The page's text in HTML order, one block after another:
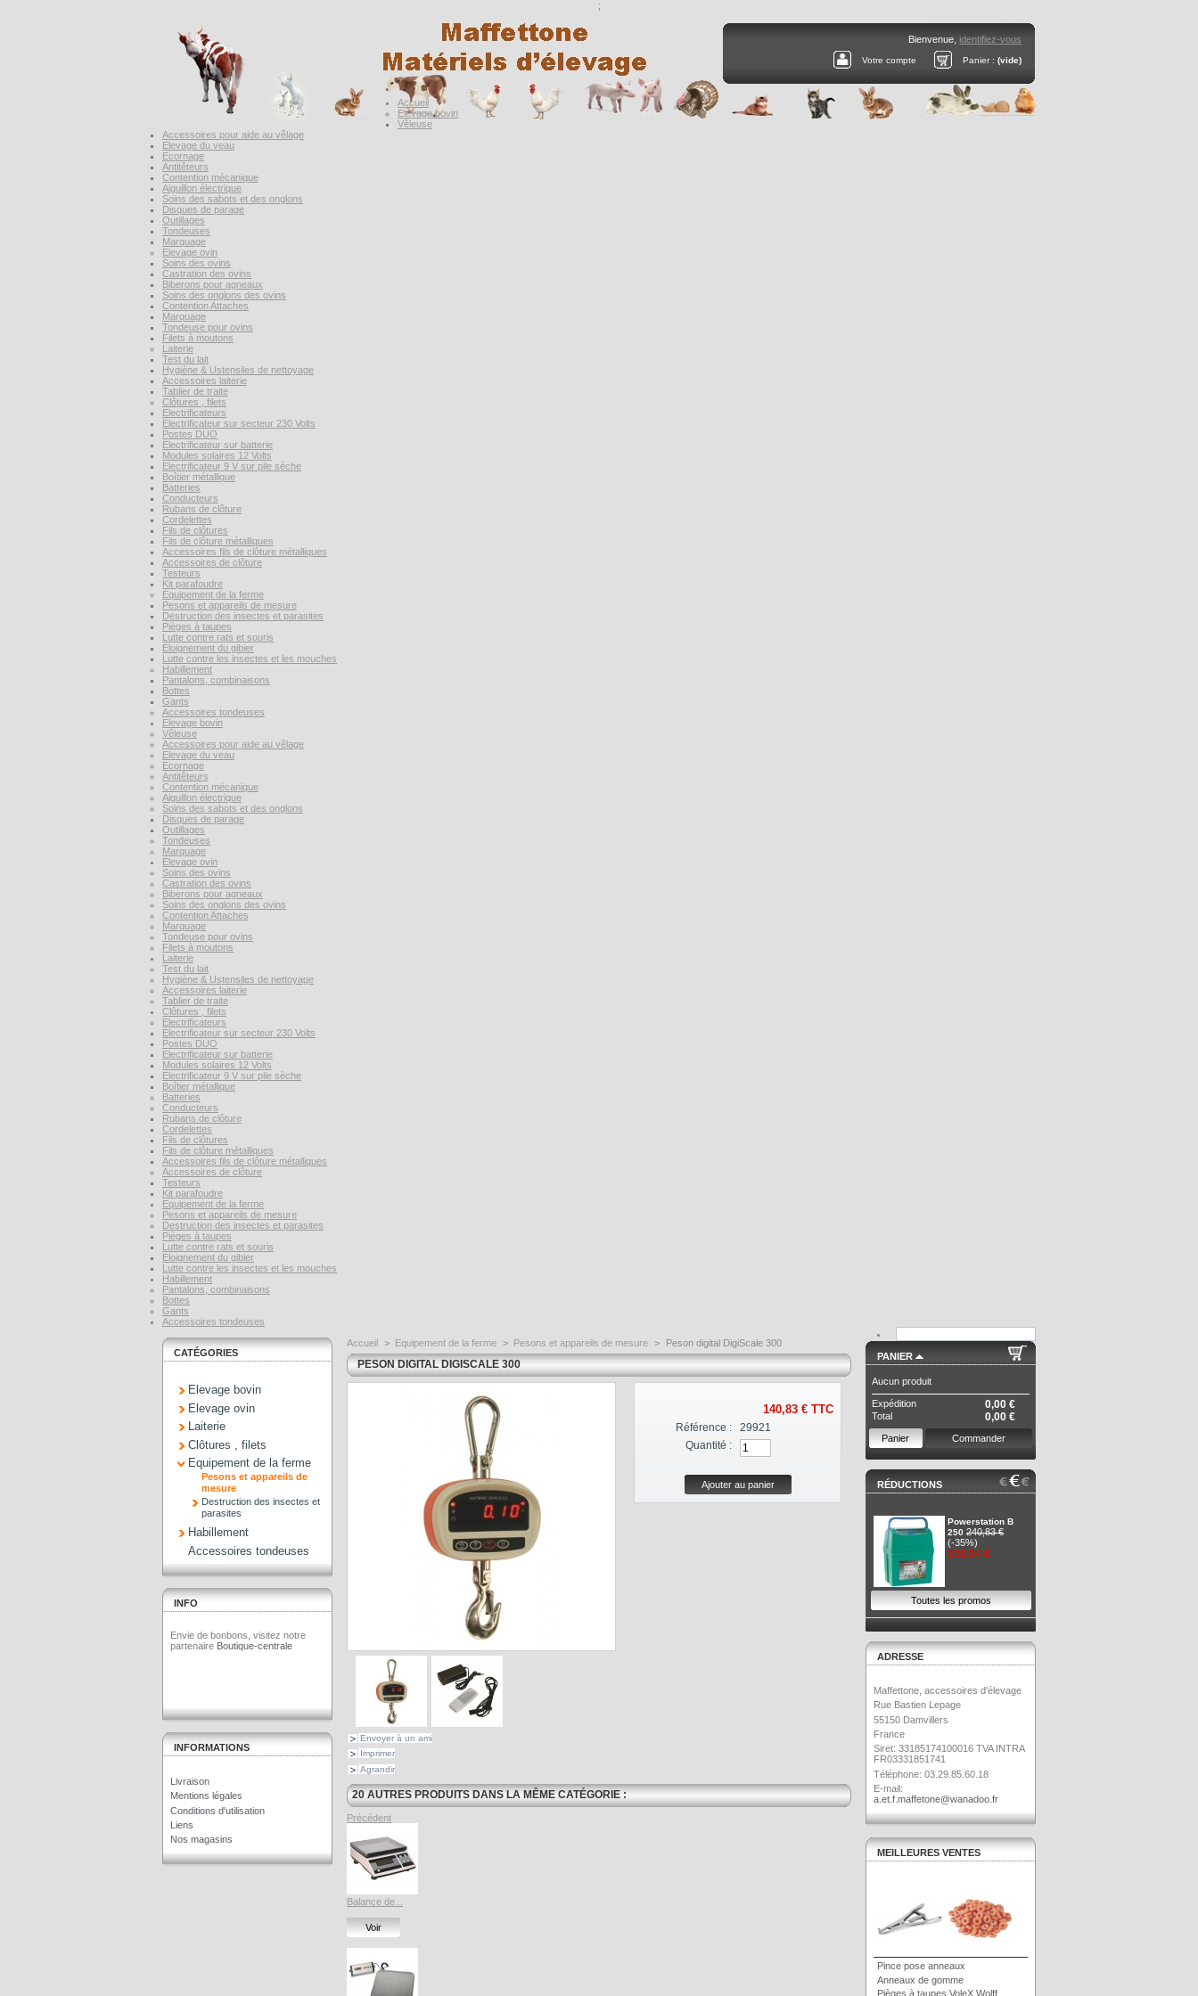
;
Bienvenue,identifiez-vous
Panier : (vide)
Votre compte
Accueil
Elevage bovin
Vêleuse
Accessoires pour aide au vêlage
Elevage du veau
Ecornage
Antitêteurs
Contention mécanique
Aiguillon électrique
Soins des sabots et des onglons
Disques de parage
Outillages
Tondeuses
Marquage
Elevage ovin
Soins des ovins
Castration des ovins
Biberons pour agneaux
Soins des onglons des ovins
Contention Attaches
Marquage
Tondeuse pour ovins
Filets à moutons
Laiterie
Test du lait
Hygiène & Ustensiles de nettoyage
Accessoires laiterie
Tablier de traite
Clôtures , filets
Electrificateurs
Electrificateur sur secteur 230 Volts
Postes DUO
Electrificateur sur batterie
Modules solaires 12 Volts
Electrificateur 9 V sur pile sèche
Boîtier métallique
Batteries
Conducteurs
Rubans de clôture
Cordelettes
Fils de clôtures
Fils de clôture métalliques
Accessoires fils de clôture métalliques
Accessoires de clôture
Testeurs
Kit parafoudre
Equipement de la ferme
Pesons et appareils de mesure
Destruction des insectes et parasites
Pièges à taupes
Lutte contre rats et souris
Eloignement du gibier
Lutte contre les insectes et les mouches
Habillement
Pantalons, combinaisons
Bottes
Gants
Accessoires tondeuses
Elevage bovin
Vêleuse
Accessoires pour aide au vêlage
Elevage du veau
Ecornage
Antitêteurs
Contention mécanique
Aiguillon électrique
Soins des sabots et des onglons
Disques de parage
Outillages
Tondeuses
Marquage
Elevage ovin
Soins des ovins
Castration des ovins
Biberons pour agneaux
Soins des onglons des ovins
Contention Attaches
Marquage
Tondeuse pour ovins
Filets à moutons
Laiterie
Test du lait
Hygiène & Ustensiles de nettoyage
Accessoires laiterie
Tablier de traite
Clôtures , filets
Electrificateurs
Electrificateur sur secteur 230 Volts
Postes DUO
Electrificateur sur batterie
Modules solaires 12 Volts
Electrificateur 9 V sur pile sèche
Boîtier métallique
Batteries
Conducteurs
Rubans de clôture
Cordelettes
Fils de clôtures
Fils de clôture métalliques
Accessoires fils de clôture métalliques
Accessoires de clôture
Testeurs
Kit parafoudre
Equipement de la ferme
Pesons et appareils de mesure
Destruction des insectes et parasites
Pièges à taupes
Lutte contre rats et souris
Eloignement du gibier
Lutte contre les insectes et les mouches
Habillement
Pantalons, combinaisons
Bottes
Gants
Accessoires tondeuses
CATÉGORIES
Elevage bovin
Elevage ovin
Laiterie
Clôtures , filets
Equipement de la ferme
Pesons et appareils de
mesure
Destruction des insectes et
parasites
Habillement
Accessoires tondeuses
INFO
Envie de bonbons, visitez notre
partenaireBoutique-centrale
INFORMATIONS
Livraison
Mentions légales
Conditions d'utilisation
Liens
Nos magasins
Accueil > Equipement de la ferme > Pesons et appareils de mesure > Peson digital DigiScale 300
PESON DIGITAL DIGISCALE 300
Envoyer à un ami
Imprimer
Agrandir
140,83 €TTC
Référence :
29921
Quantité :
20 AUTRES PRODUITS DANS LA MÊME CATÉGORIE :
Précédent
Balance de...
Voir
PANIER
Aucun produit
Expédition 0,00 €
Total 0,00 €
Panier Commander
RÉDUCTIONS
Powerstation B
250 240,83 €
(-35%)
156,54 €
Toutes les promos
ADRESSE
Maffettone, accessoires d'élevage
Rue Bastien Lepage
55150 Damvillers
France
Siret: 33185174100016 TVA INTRA
FR03331851741
Téléphone: 03.29.85.60.18
E-mail:
a.et.f.maffetone@wanadoo.fr
MEILLEURES VENTES
Pince pose anneaux
Anneaux de gomme
Pièges à taupes VoleX Wolff